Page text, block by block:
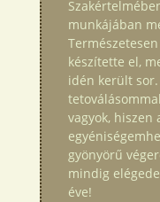
munkájában
készítette el,
idén került sor.
vagyok, hiszen
gyönyörű
mindig
éve!